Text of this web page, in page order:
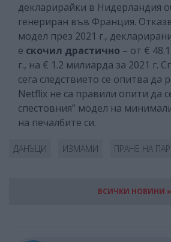
декларирайки в Нидерландия
генериран във Франция.
модел през 2021 г.,
е скочил драстично – от €
г., на € 1.2 милиарда за 2021 г.
сега следствието се опитва да
Netflix не са правили опити да
спестовния” модел на
на печалбите си.
ДАНЪЦИ ИЗМАМИ ПРАНЕ НА
ВСИЧКИ НОВИНИ »